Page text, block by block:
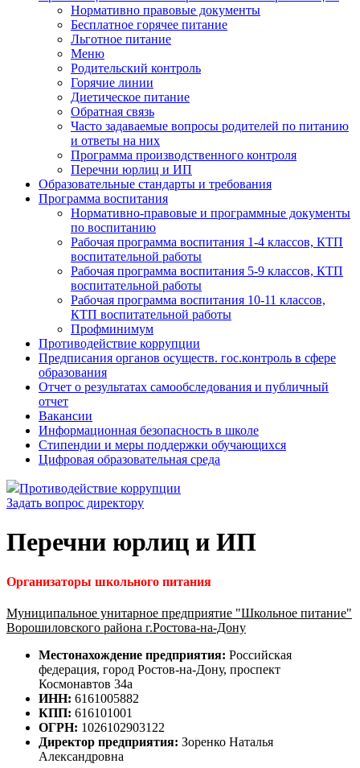
Нормативно правовые документы
Бесплатное горячее питание
Льготное питание
Меню
Родительский контроль
Горячие линии
Диетическое питание
Обратная связь
Часто задаваемые вопросы родителей по питанию
и ответы на них
Программа производственного контроля
Перечни юрлиц и ИП
Образовательные стандарты и требования
Программа воспитания
Нормативно-правовые и программные документы
по воспитанию
Рабочая программа воспитания 1-4 классов, КТП
воспитательной работы
Рабочая программа воспитания 5-9 классов, КТП
воспитательной работы
Рабочая программа воспитания 10-11 классов,
КТП воспитательной работы
Профминимум
Противодействие коррупции
Предписания органов осуществ. гос.контроль в сфере
образования
Отчет о результатах самообследования и публичный
отчет
Вакансии
Информационная безопасность в школе
Стипендии и меры поддержки обучающихся
Цифровая образовательная среда
Противодействие коррупции
Задать вопрос директору
Перечни юрлиц и ИП
Организаторы школьного питания
Муниципальное унитарное предприятие "Школьное питание"
Ворошиловского района г.Ростова-на-Дону
Местонахождение предприятия: Российская
федерация, город Ростов-на-Дону, проспект
Космонавтов 34а
ИНН: 6161005882
КПП: 616101001
ОГРН: 1026102903122
Директор предприятия: Зоренко Наталья
Александровна